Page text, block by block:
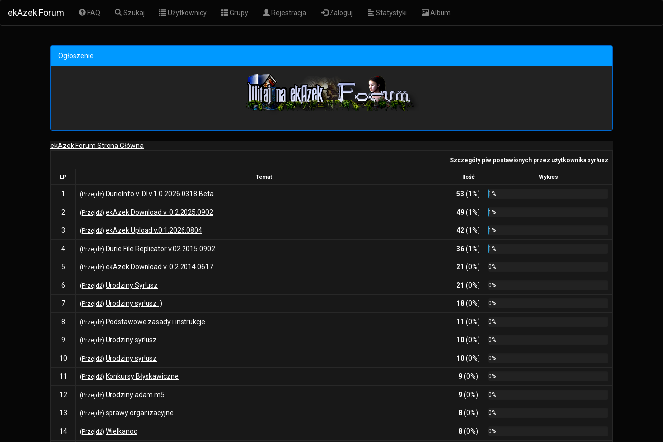
ekAzek Forum FAQ Szukaj Użytkownicy Grupy Rejestracja Zaloguj Statystyki Album
Ogłoszenie
ekAzek Forum Strona Główna
Szczegóły piw postawionych przez użytkownika syr!usz
LP Temat Ilość Wykres
1 ( Przejdź) DurieInfo v. DI.v.1.0.2026.0318 Beta 53 (1%) 1%
2 ( Przejdź) ekAzek Download v. 0.2.2025.0902 49(1%) 1%
3 ( Przejdź) ekAzek Upload v.0.1.2026.0804 42(1%) 1%
4 ( Przejdź) Durie File Replicator v.02.2015.0902 36(1%) 1%
5 ( Przejdź) ekAzek Download v. 0.2.2014.0617 21 (0%) 0%
6 ( Przejdź) Urodziny Syr!usz 21 (0%) 0%
7 ( Przejdź) Urodziny syr!usz :) 18(0%) 0%
8 ( Przejdź) Podstawowe zasady i instrukcje 11 (0%) 0%
9 ( Przejdź) Urodziny syr!usz 10(0%) 0%
10 ( Przejdź) Urodziny syr!usz 10(0%) 0%
11 ( Przejdź) Konkursy Błyskawiczne 9(0%) 0%
12 ( Przejdź) Urodziny adam.m5 9(0%) 0%
13 ( Przejdź) sprawy organizacyjne 8(0%) 0%
14 ( Przejdź) Wielkanoc 8(0%) 0%